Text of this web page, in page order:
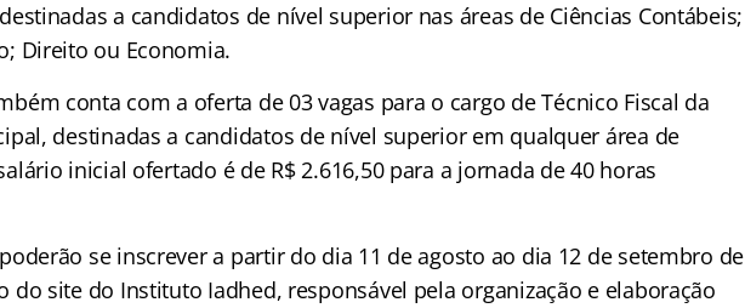
a candidatos de nível superior nas áreas de Ciências Contábeis;
Direito ou Economia.
conta com a oferta de 03 vagas para o cargo de Técnico Fiscal da
destinadas a candidatos de nível superior em qualquer área de
inicial ofertado é de R$ 2.616,50 para a jornada de 40 horas
se inscrever a partir do dia 11 de agosto ao dia 12 de setembro de
do site do Instituto Iadhed, responsável pela organização e elaboração